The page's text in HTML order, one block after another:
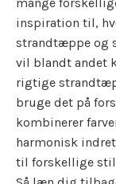
inspiration til,
strandtæppe og
vil blandt andet
rigtige
bruge det på
kombinerer
harmonisk
til forskellige